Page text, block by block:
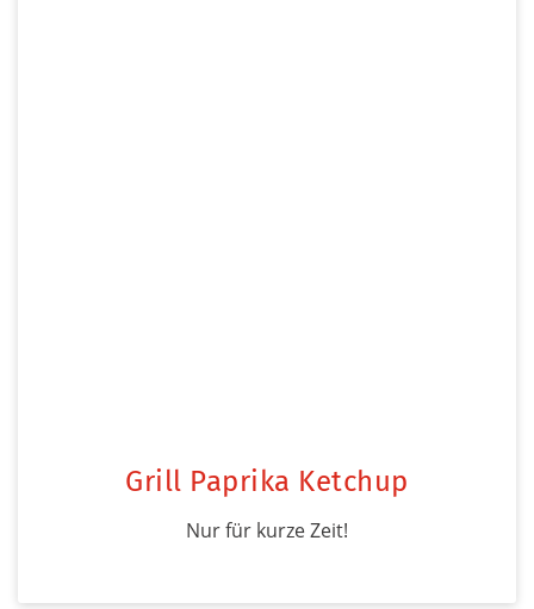
Grill Paprika Ketchup
Nur für kurze Zeit!